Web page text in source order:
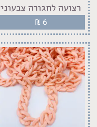
רצועה לחגורה צבעוני
₪ 6